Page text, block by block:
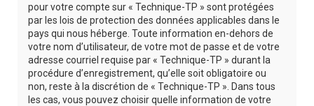
pour votre compte sur « Technique-TP » sont protégées
par les lois de protection des données applicables dans le
pays qui nous héberge. Toute information en-dehors de
votre nom d’utilisateur, de votre mot de passe et de votre
adresse courriel requise par « Technique-TP » durant la
procédure d’enregistrement, qu’elle soit obligatoire ou
non, reste à la discrétion de « Technique-TP ». Dans tous
les cas, vous pouvez choisir quelle information de votre